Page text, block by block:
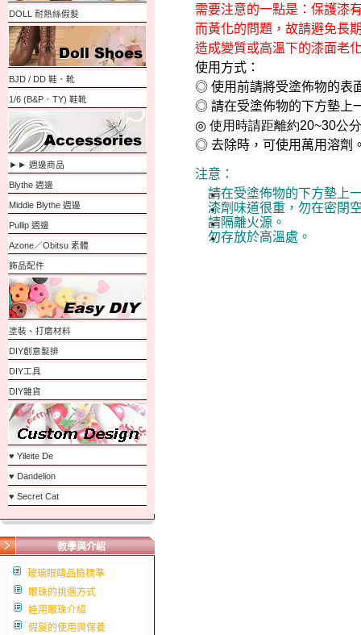
DOLL 耐熱絲假髮
BJD / DD 鞋．靴
1/6 (B&P．TY) 鞋靴
►► 週邊商品
Blythe 週邊
Middie Blythe 週邊
Pullip 週邊
Azone／Obitsu 素體
飾品配件
塗裝、打磨材料
DIY創意髮排
DIY工具
DIY雜貨
♥ Yileite De
♥ Dandelion
♥ Secret Cat
教學與介紹
玻璃眼睛品檢標準
眼珠的挑選方式
娃用眼珠介紹
假髮的使用與保養
需要注意的一點是：保護漆
而黃化的問題，故請避免長
造成變質或高溫下的漆面老
使用方式：
◎ 使用前請將受塗佈物的表
◎ 請在受塗佈物的下方墊上
◎ 使用時請距離約20~30公
◎ 去除時，可使用萬用溶劑
注意：
請在受塗佈物的下方墊上
漆劑味道很重，勿在密閉
請隔離火源。
勿存放於高溫處。